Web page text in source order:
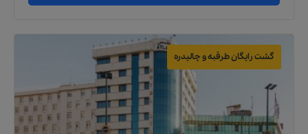
گشت رایگان طرقبه و چالیدره